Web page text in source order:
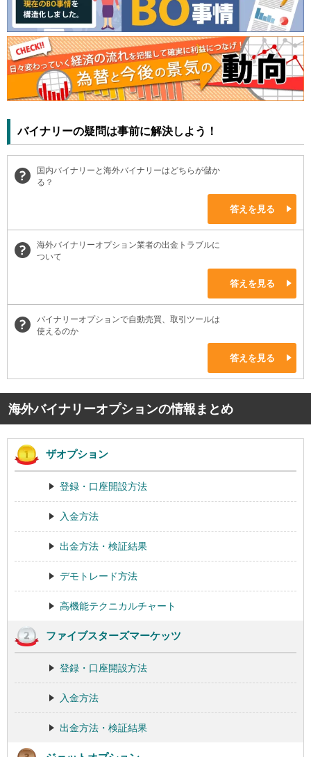
バイナリーの疑問は事前に解決しよう！
国内バイナリーと海外バイナリーはどちらが儲か
る？
答えを見る
海外バイナリーオプション業者の出金トラブルに
ついて
答えを見る
バイナリーオプションで自動売買、取引ツールは
使えるのか
答えを見る
海外バイナリーオプションの情報まとめ
ザオプション
登録・口座開設方法
入金方法
出金方法・検証結果
デモトレード方法
高機能テクニカルチャート
ファイブスターズマーケッツ
登録・口座開設方法
入金方法
出金方法・検証結果